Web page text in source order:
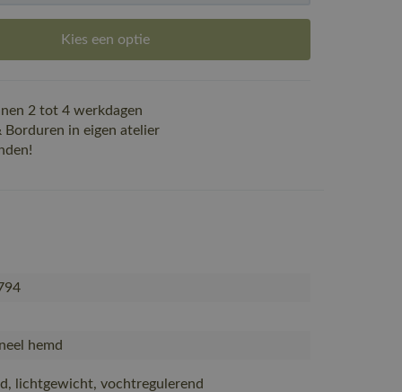
Kies een optie
2 tot 4 werkdagen
Borduren in eigen atelier
hemd
lichtgewicht, vochtregulerend